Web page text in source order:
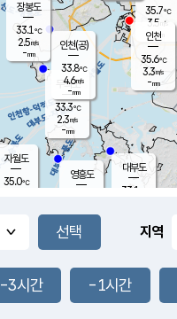
풍도
3.0m/s
무의도
33.3℃
2.3m/s
-mm
영흥도
자월도
35.0℃
장봉도
33.1℃
2.5m/s
-mm
대부도
33.1
35.7℃
3.5 m/s
-mm
인천(공)
33.8℃
4.6m/s
-mm
인천
35.6℃
3.3m/s
-mm
지역
-3시간 -1시간